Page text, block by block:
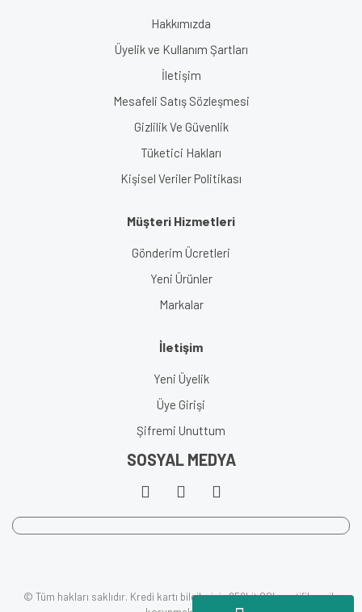
Hakkımızda
Üyelik ve Kullanım Şartları
İletişim
Mesafeli Satış Sözleşmesi
Gizlilik Ve Güvenlik
Tüketici Hakları
Kişisel Veriler Politikası
Müşteri Hizmetleri
Gönderim Ücretleri
Yeni Ürünler
Markalar
İletişim
Yeni Üyelik
Üye Girişi
Şifremi Unuttum
SOSYAL MEDYA
© Tüm hakları saklıdır. Kredi kartı bilgileriniz 256bit SSL sertifikası ile